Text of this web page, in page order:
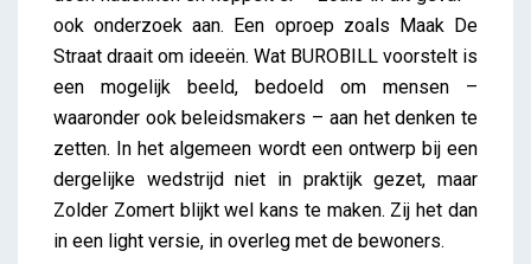
ook onderzoek aan. Een oproep zoals Maak De
Straat draait om ideeën. Wat BUROBILL voorstelt is
een mogelijk beeld, bedoeld om mensen –
waaronder ook beleidsmakers – aan het denken te
zetten. In het algemeen wordt een ontwerp bij een
dergelijke wedstrijd niet in praktijk gezet, maar
Zolder Zomert blijkt wel kans te maken. Zij het dan
in een light versie, in overleg met de bewoners.